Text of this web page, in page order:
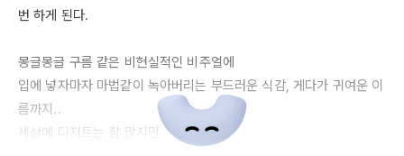
번 하게 된다.
몽글몽글 구름 같은 비현실적인 비주얼에
입에 넣자마자 마법같이 녹아버리는 부드러운 식감, 게다가 귀여운 이
름까지..
세상에 디저트는 참 많지만